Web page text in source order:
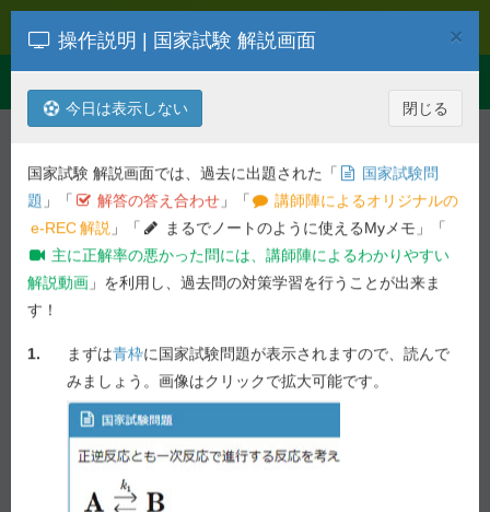
×
操作説明 | 国家試験 解説画面
今日は表示しない 閉じる
国家試験 解説画面では、過去に出題された「
国家試験問
題 」「 解答の答え合わせ 」「
講師陣によるオリジナルの
e-REC解説 」「
まるでノートのように使えるMyメモ」「
主に正解率の悪かった問には、講師陣によるわかりやすい
解説動画 」を利用し、過去問の対策学習を行うことが出来ま
す！
1. まずは青枠に国家試験問題が表示されますので、読んで
みましょう。画像はクリックで拡大可能です。
e-REC
navigation
令和03年度 第106回 薬剤師国家試
験問題
一般 理論問題 - 問 123
前の問へ
未ブックマーク 問 123 正答率 :65.9%
国家試験問題
母子感染に関する記述のうち、誤っている
か。１つ選べ。